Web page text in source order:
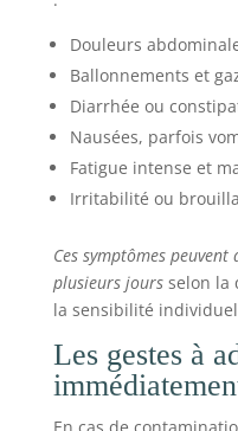
Douleurs
Ballonnements et
Diarrhée ou
Nausées, parfois
Fatigue intense et
Irritabilité ou
Ces symptômes
plusieurs joursselon la
la sensibilité
Les gestes à